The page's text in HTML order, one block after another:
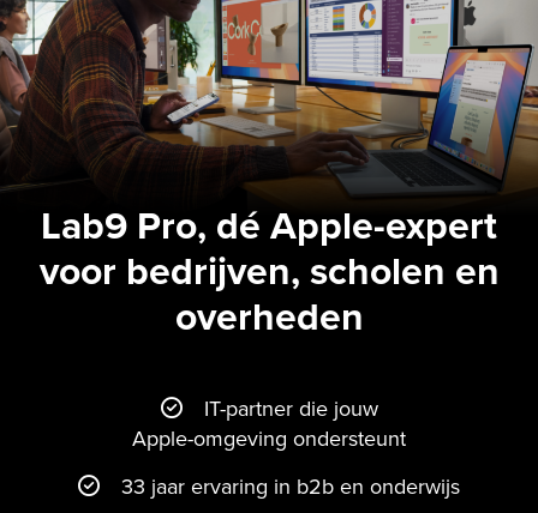
Lab9 Pro, dé Apple-expert
voor bedrijven, scholen en
overheden
IT-partner die jouw
Apple-omgeving ondersteunt
33 jaar ervaring in b2b en onderwijs